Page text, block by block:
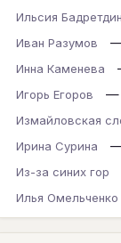
Ильсия
Иван Разумов
Инна Каменева
Игорь Егоров
—
Измайловская
Ирина Сурина
Из-за синих гор
Илья Омельченко